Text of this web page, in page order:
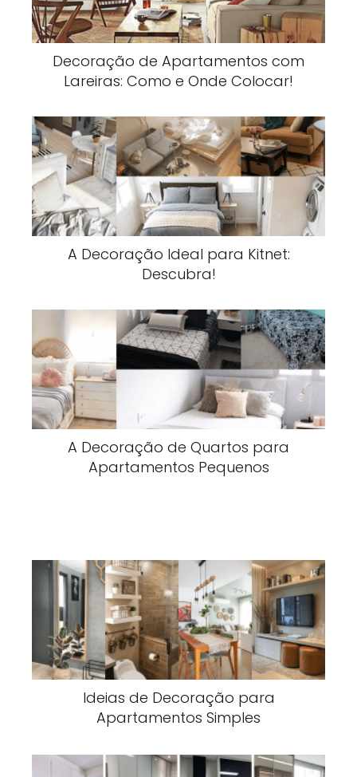
Decoração de Apartamentos com
Lareiras: Como e Onde Colocar!
A Decoração Ideal para Kitnet:
Descubra!
A Decoração de Quartos para
Apartamentos Pequenos
Ideias de Decoração para
Apartamentos Simples